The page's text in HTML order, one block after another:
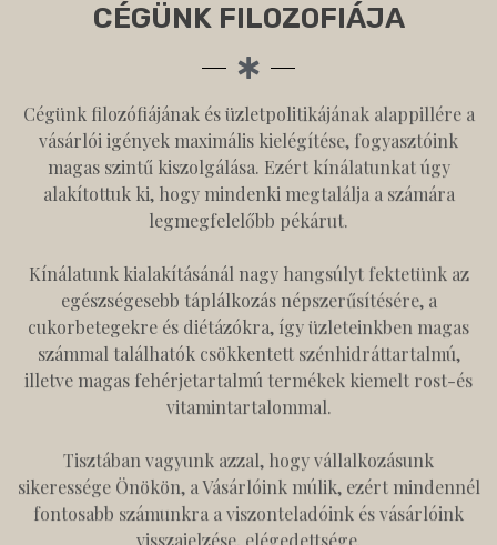
CÉGÜNK FILOZOFIÁJA
Cégünk filozófiájának és üzletpolitikájának alappillére a
vásárlói igények maximális kielégítése, fogyasztóink
magas szintű kiszolgálása. Ezért kínálatunkat úgy
alakítottuk ki, hogy mindenki megtalálja a számára
legmegfelelőbb pékárut.
Kínálatunk kialakításánál nagy hangsúlyt fektetünk az
egészségesebb táplálkozás népszerűsítésére, a
cukorbetegekre és diétázókra, így üzleteinkben magas
számmal találhatók csökkentett szénhidráttartalmú,
illetve magas fehérjetartalmú termékek kiemelt rost-és
vitamintartalommal.
Tisztában vagyunk azzal, hogy vállalkozásunk
sikeressége Önökön, a Vásárlóink múlik, ezért mindennél
fontosabb számunkra a viszonteladóink és vásárlóink
visszajelzése, elégedettsége.